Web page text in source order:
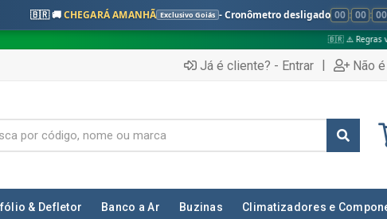
🇧🇷 🚚CHEGARÁ AMANHÃ Exclusivo Goiás - Cronômetro desligado 00 : 00 : 00
🇧🇷 ⚠️ Regras válidas apenas
Já é cliente? - Entrar | Não
& Defletor Banco a Ar Buzinas Climatizadores e